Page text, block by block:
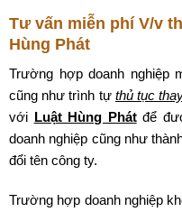
Tư vấn miễn phí V/v
Hùng Phát
Trường hợp doanh nghiệp
cũng như trình tự thủ tục
với Luật Hùng Phátđể
doanh nghiệp cũng như
đổi tên công ty.
Trường hợp doanh nghiệp